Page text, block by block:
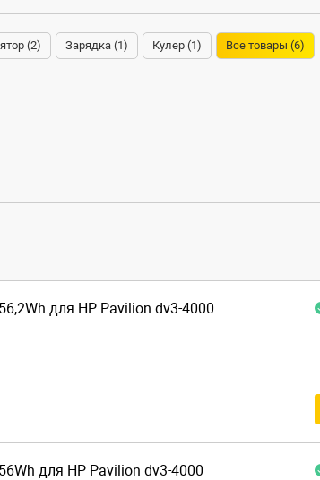
(2) Зарядка (1) Кулер (1) Все товары (6)
для HP Pavilion dv3-4000
для HP Pavilion dv3-4000